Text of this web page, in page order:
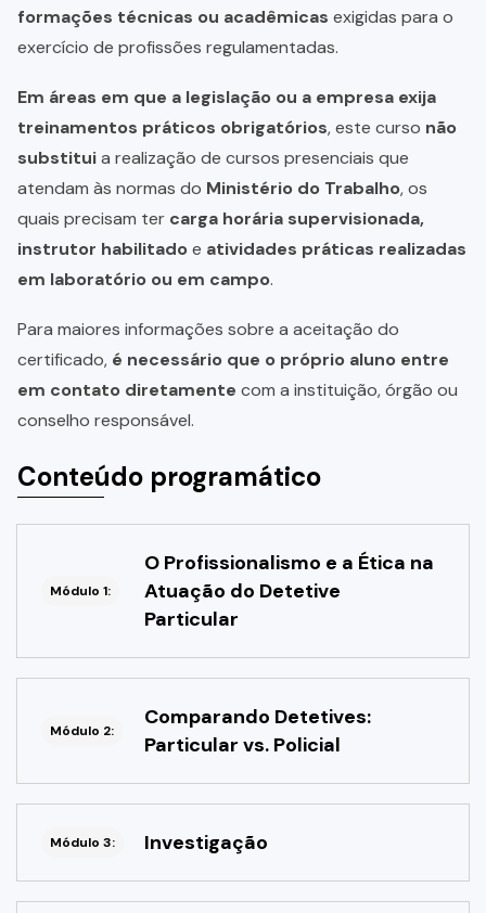
formações técnicas ou acadêmicas exigidas para o
exercício de profissões regulamentadas.
Em áreas em que a legislação ou a empresa exija
treinamentos práticos obrigatórios, este curso não
substituia realização de cursos presenciais que
atendam às normas do Ministério do Trabalho, os
quais precisam ter carga horária supervisionada,
instrutor habilitadoe atividades práticas realizadas
em laboratório ou em campo.
Para maiores informações sobre a aceitação do
certificado, é necessário que o próprio aluno entre
em contato diretamente com a instituição, órgão ou
conselho responsável.
Conteúdo programático
Módulo 1:
O Profissionalismo e a Ética na
Atuação do Detetive
Particular
Módulo 2:
Comparando Detetives:
Particular vs. Policial
Módulo 3: Investigação